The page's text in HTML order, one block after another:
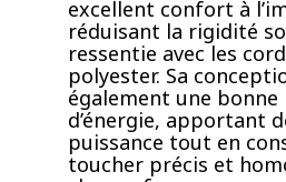
excellent confort à
réduisant la rigidité
ressentie avec les
polyester. Sa
également une
d’énergie, apportant
puissance tout en
toucher précis et